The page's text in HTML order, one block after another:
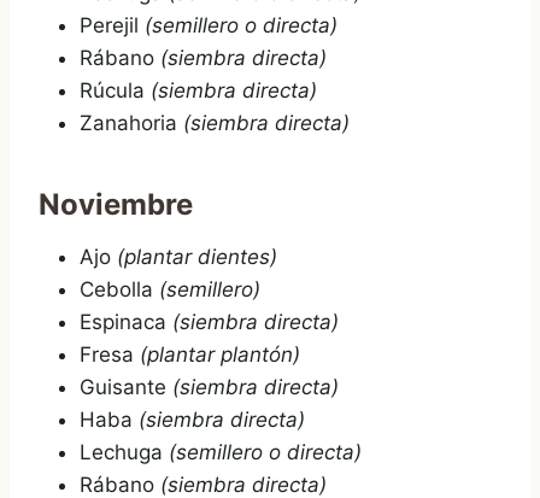
Perejil (semillero o directa)
Rábano (siembra directa)
Rúcula (siembra directa)
Zanahoria (siembra directa)
Noviembre
Ajo (plantar dientes)
Cebolla (semillero)
Espinaca (siembra directa)
Fresa (plantar plantón)
Guisante (siembra directa)
Haba (siembra directa)
Lechuga (semillero o directa)
Rábano (siembra directa)